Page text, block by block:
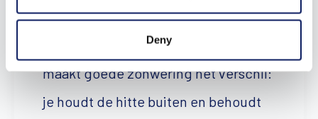
Deny
in huis te warm wordt, maar dat ze
geen licht willen verliezen. Net daarin
maakt goede zonwering het verschil:
je houdt de hitte buiten en behoudt